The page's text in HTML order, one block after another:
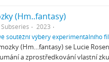
(Hm..fantasy)
Subseries
2023
soutěžní výběry experimentálního
(Hm…fantasy) se Lucie
a zprostředkování vlastní